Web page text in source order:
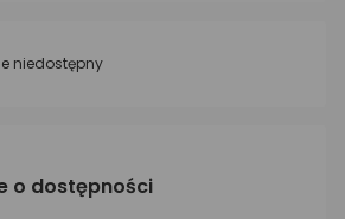
niedostępny
o dostępności